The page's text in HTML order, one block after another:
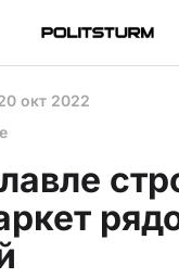
окт 2022